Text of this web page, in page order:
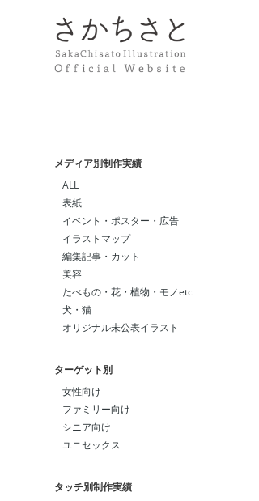
メディア別制作実績
ALL
表紙
イベント・ポスター・広告
イラストマップ
編集記事・カット
美容
たべもの・花・植物・モノetc
犬・猫
オリジナル未公表イラスト
ターゲット別
女性向け
ファミリー向け
シニア向け
ユニセックス
タッチ別制作実績